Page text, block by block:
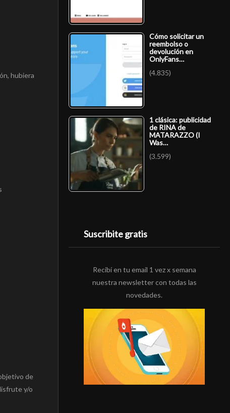
hubiera
de
y/o
Cómo solicitar un
reembolso o
devolución en
OnlyFans…
(4.835)
1 clásica: publicidad
de RINA de
MATARAZZO (I
Was…
(3.599)
Suscribite gratis
Recibí en tu email 1 vez x semana
nuestra newsletter con todas las
novedades.